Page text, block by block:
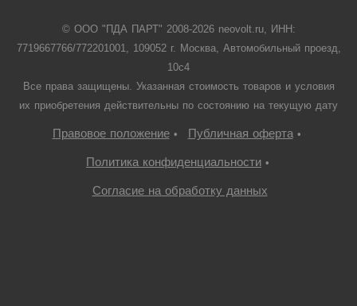
© ООО "ПДА ПАРТ" 2008-2026neovolt.ru, ИНН:
7719667766/772201001, 109052 г. Москва, Автомобильный проезд,
10с4
Все права защищены. Указанная стоимость товаров и условия
их приобретения действительны по состоянию на текущую дату
Правовое положение• Публичная оферта•
Политика конфиденциальности •
Согласие на обработку данных